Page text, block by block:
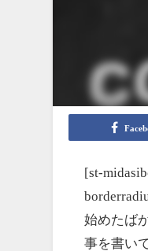
[st-
始めたば
事を書い